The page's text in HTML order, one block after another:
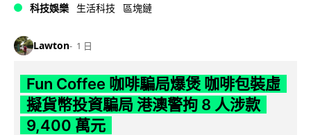
科技娛樂 生活科技 區塊鏈
Lawton 1 日
Fun Coffee 咖啡騙局爆煲 咖啡包裝虛
擬貨幣投資騙局 港澳警拘 8 人涉款
9,400 萬元